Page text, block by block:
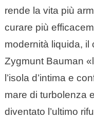
rende la vita più
curare più
modernità liquida,
Zygmunt Bauman
l’isola d’intima e
mare di turbolenza
diventato l’ultimo